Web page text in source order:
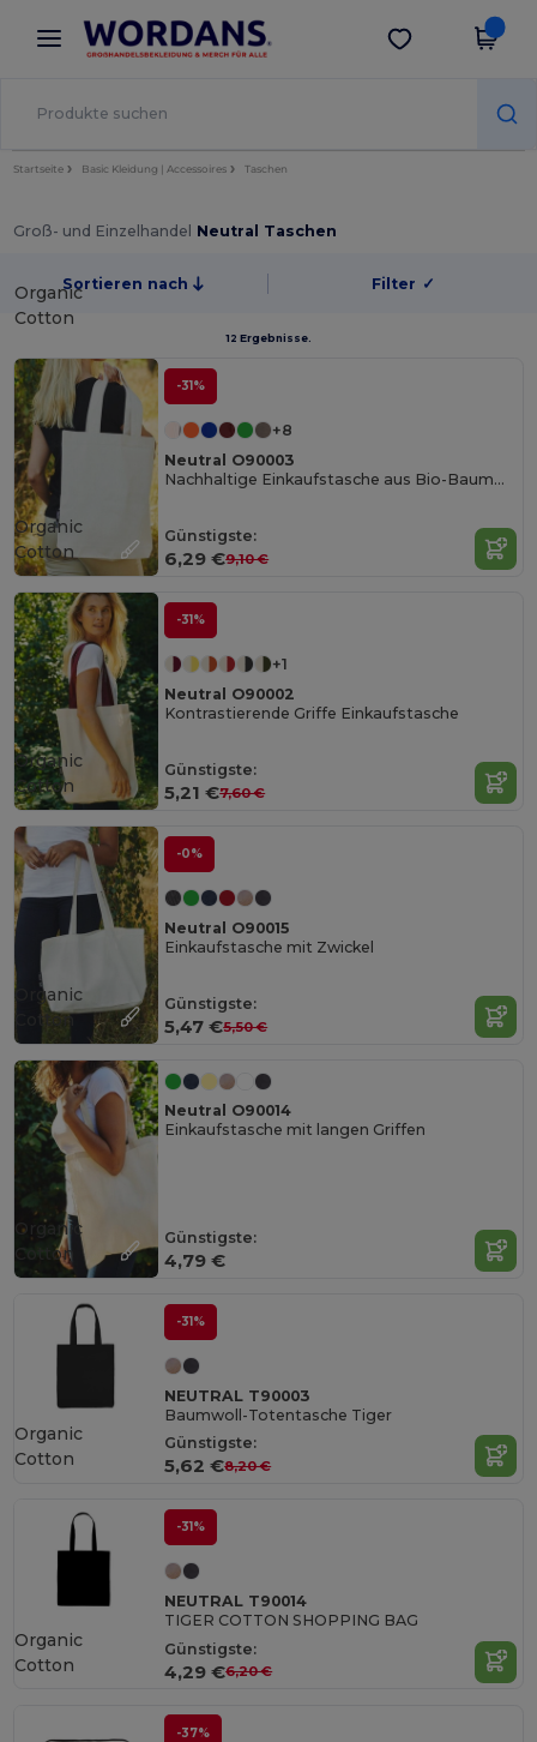
× Wordans App
Bessere Preise in der App!
App holen
Startseite Basic Kleidung | Accessoires Taschen
Groß- und Einzelhandel Neutral Taschen
Sortieren nach Filter ✓
12 Ergebnisse.
Organic
Cotton
-31%
+8
Neutral O90003
Nachhaltige Einkaufstasche aus Bio-Baumwolle
Günstigste:
6,29 €9,10 €
Organic
Cotton
-31%
+1
Neutral O90002
Kontrastierende Griffe Einkaufstasche
Günstigste:
5,21 €7,60 €
Organic
Cotton
-0%
Neutral O90015
Einkaufstasche mit Zwickel
Günstigste:
5,47 €5,50 €
Organic
Cotton
Neutral O90014
Einkaufstasche mit langen Griffen
Günstigste:
4,79 €
Organic
Cotton
-31%
NEUTRAL T90003
Baumwoll-Totentasche Tiger
Günstigste:
5,62 €8,20 €
Organic
Cotton
-31%
NEUTRAL T90014
TIGER COTTON SHOPPING BAG
Günstigste:
4,29 €6,20 €
Organic
Cotton
-37%